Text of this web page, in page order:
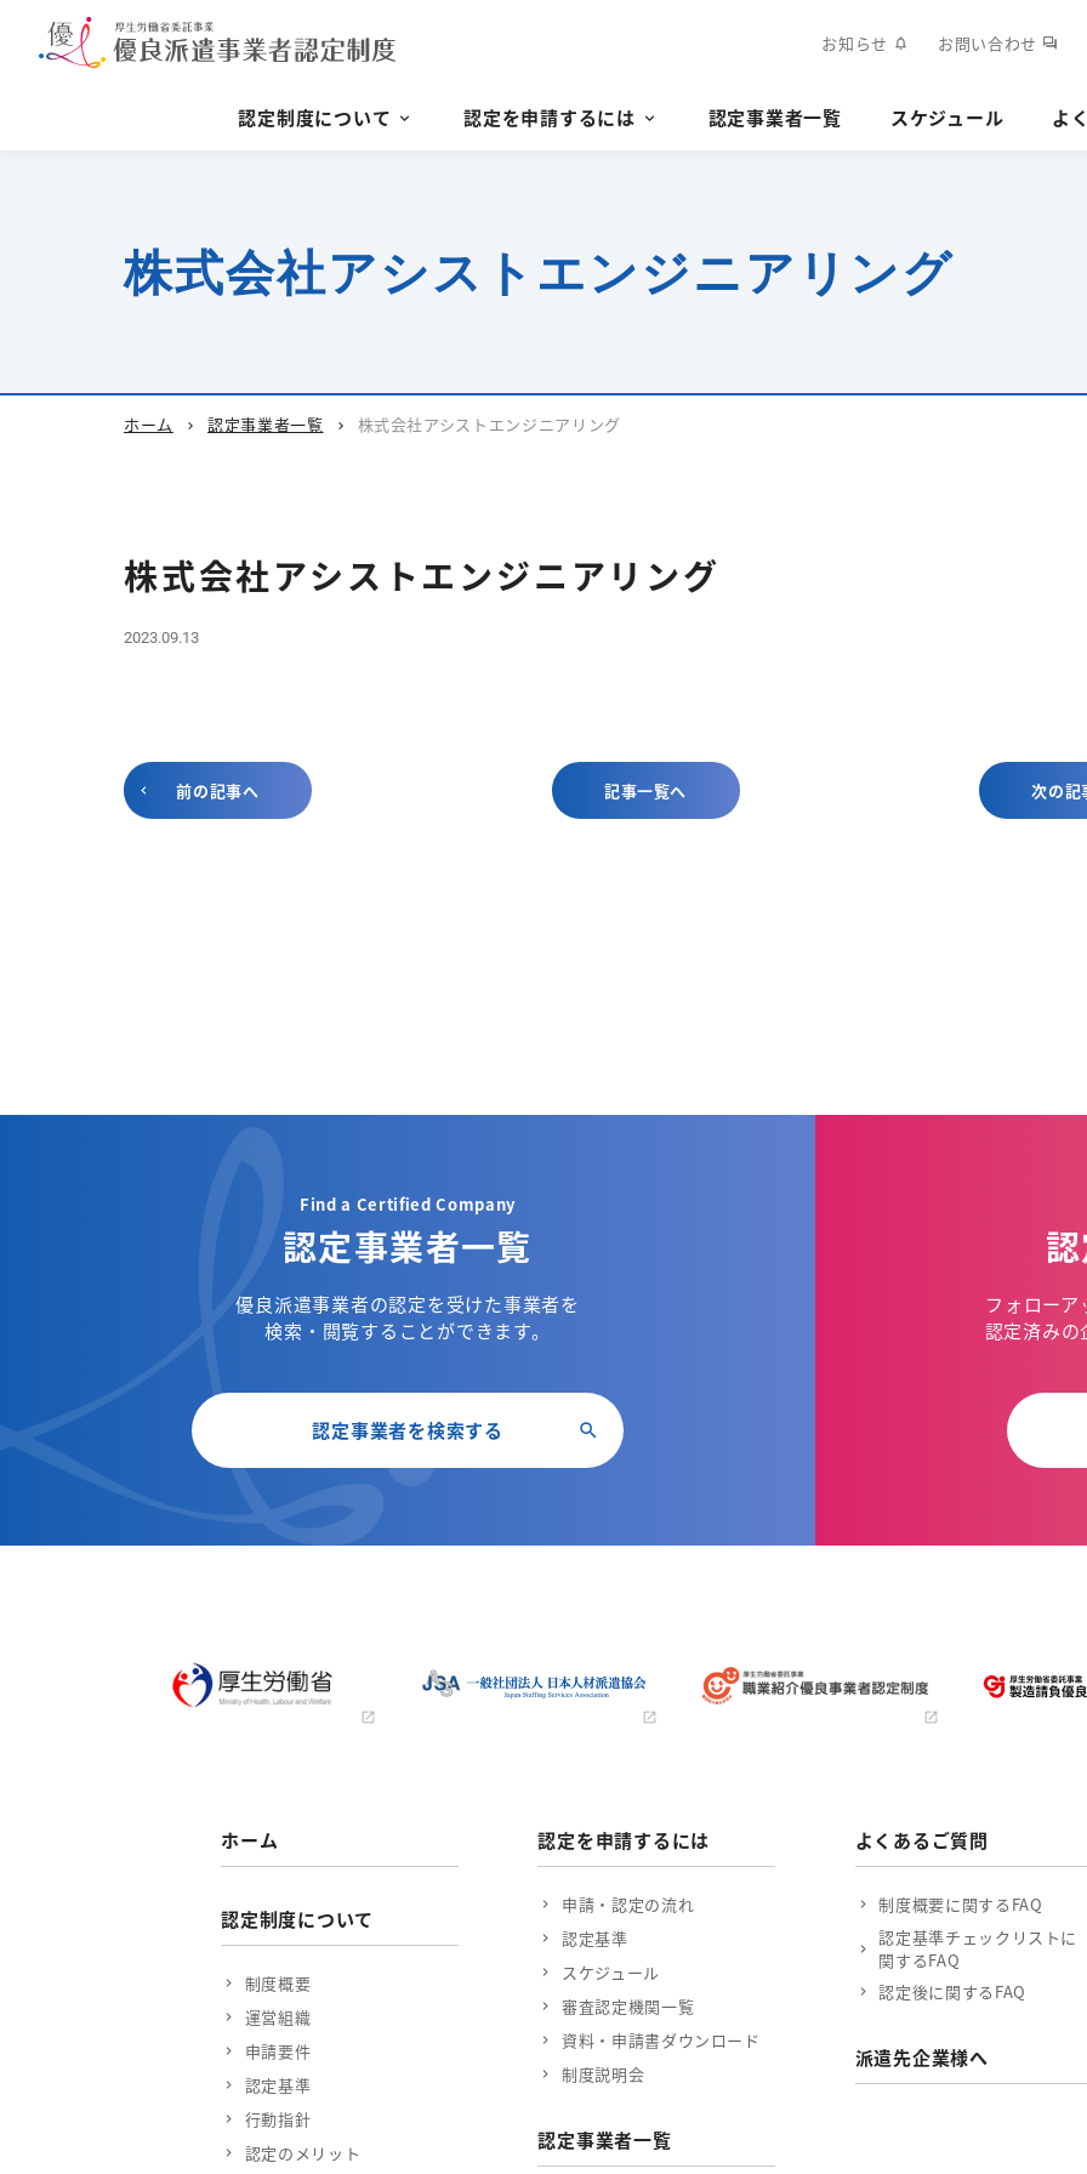
お知らせ notifications お問い合わせ forum
認定制度について 認定を申請するには 認定事業者一覧 スケジュール よ
株式会社アシストエンジニアリング
ホーム chevron_right 認定事業者一覧 chevron_right 株式会社アシストエンジニアリング
株式会社アシストエンジニアリング
2023.09.13
前の記事へ 記事一覧へ 次の記
Find a Certified Company
認定事業者一覧
優良派遣事業者の認定を受けた事業者を
検索・閲覧することができます。
認定事業者を検索する
フォロー
認定済みの
ホーム
認定制度について
制度概要
運営組織
申請要件
認定基準
行動指針
認定のメリット
認定を申請するには
申請・認定の流れ
認定基準
スケジュール
審査認定機関一覧
資料・申請書ダウンロード
制度説明会
認定事業者一覧
よくあるご質問
制度概要に関するFAQ
認定基準チェックリストに
関するFAQ
認定後に関するFAQ
派遣先企業様へ